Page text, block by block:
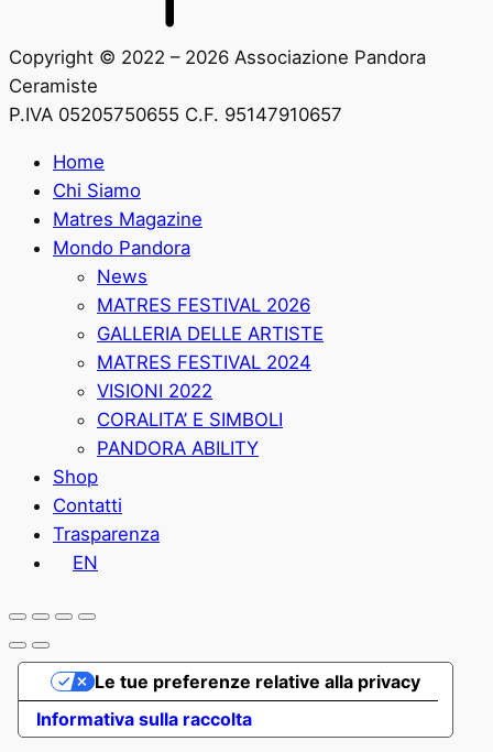
Copyright © 2022 – 2026 Associazione Pandora
Ceramiste
P.IVA 05205750655 C.F. 95147910657
Home
Chi Siamo
Matres Magazine
Mondo Pandora
News
MATRES FESTIVAL 2026
GALLERIA DELLE ARTISTE
MATRES FESTIVAL 2024
VISIONI 2022
CORALITA’ E SIMBOLI
PANDORA ABILITY
Shop
Contatti
Trasparenza
EN
Informativa sulla raccolta
Le tue preferenze relative alla privacy